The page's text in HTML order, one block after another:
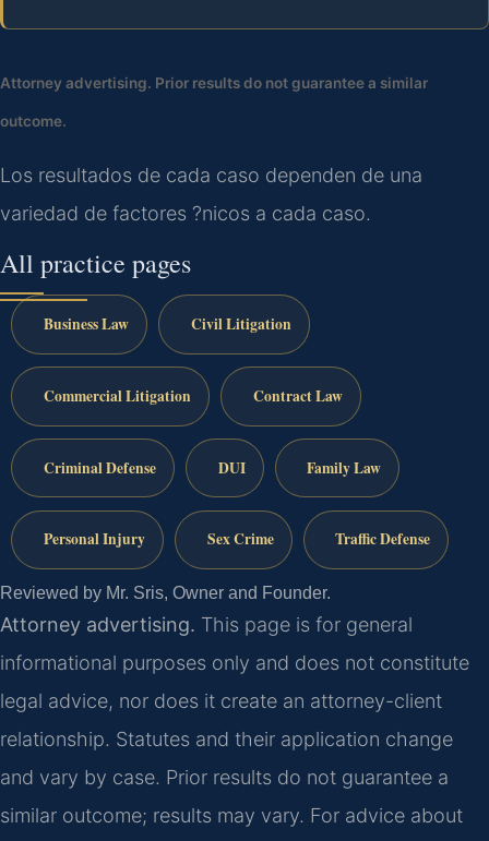
Attorney advertising. Prior results do not guarantee a similar
outcome.
Los resultados de cada caso dependen de una
variedad de factores ?nicos a cada caso.
All practice pages
Business Law Civil Litigation
Commercial Litigation Contract Law
Criminal Defense DUI Family Law
Personal Injury Sex Crime Traffic Defense
Reviewed by Mr. Sris, Owner and Founder.
Attorney advertising. This page is for general
informational purposes only and does not constitute
legal advice, nor does it create an attorney-client
relationship. Statutes and their application change
and vary by case. Prior results do not guarantee a
similar outcome; results may vary. For advice about